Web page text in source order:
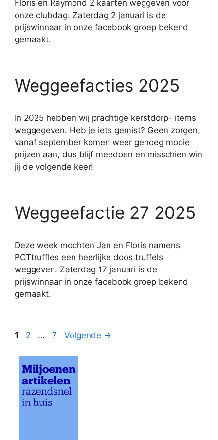
Floris en Raymond 2 kaarten weggeven voor
onze clubdag. Zaterdag 2 januari is de
prijswinnaar in onze facebook groep bekend
gemaakt.
Weggeefacties 2025
In 2025 hebben wij prachtige kerstdorp- items
weggegeven. Heb je iets gemist? Geen zorgen,
vanaf september komen weer genoeg mooie
prijzen aan, dus blijf meedoen en misschien win
jij de volgende keer!
Weggeefactie 27 2025
Deze week mochten Jan en Floris namens
PCTtruffles een heerlijke doos truffels
weggeven. Zaterdag 17 januari is de
prijswinnaar in onze facebook groep bekend
gemaakt.
Pagina
1 Pagina
2 … Pagina
7 Volgende →